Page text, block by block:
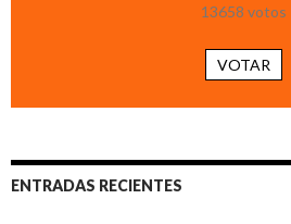
13658 votos
VOTAR
ENTRADAS RECIENTES